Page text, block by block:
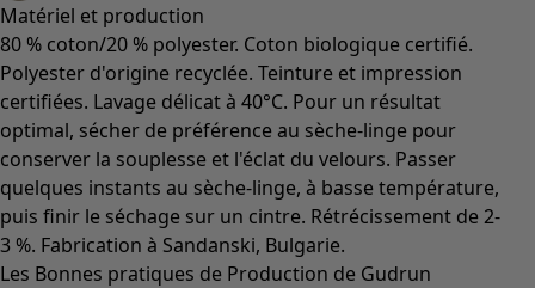
Matériel et production
80 % coton/20 % polyester. Coton biologique certifié.
Polyester d'origine recyclée. Teinture et impression
certifiées. Lavage délicat à 40°C. Pour un résultat
optimal, sécher de préférence au sèche-linge pour
conserver la souplesse et l'éclat du velours. Passer
quelques instants au sèche-linge, à basse température,
puis finir le séchage sur un cintre. Rétrécissement de 2-
3 %. Fabrication à Sandanski, Bulgarie.
Les Bonnes pratiques de Production de Gudrun